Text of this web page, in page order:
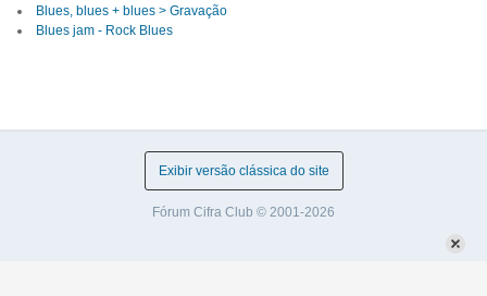
Blues, blues + blues > Gravação
Blues jam - Rock Blues
Exibir versão clássica do site
Fórum Cifra Club © 2001-2026